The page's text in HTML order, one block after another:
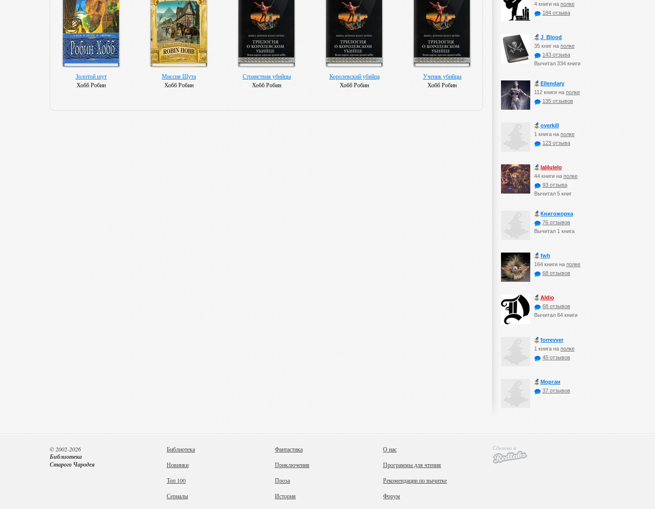
Золотой шут
Хобб Робин
Миссия Шута
Хобб Робин
Странствия убийцы
Хобб Робин
Королевский убийца
Хобб Робин
Ученик убийцы
Хобб Робин
4 книги на полке
184 отзыва
J_Blood
35 книг на полке
143 отзыва
Вычитал 334 книги
Ellendary
112 книги на полке
135 отзывов
оverkill
1 книга на полке
123 отзыва
lalilulelo
44 книги на полке
93 отзыва
Вычитал 5 книг
Книгожорка
76 отзывов
Вычитал 1 книга
fwh
164 книги на полке
68 отзывов
Aldio
68 отзывов
Вычитал 84 книги
forrevver
1 книга на полке
45 отзывов
Морган
37 отзывов
Библиотека
Новинки
Топ 100
Сериалы
Фантастика
Приключения
Проза
История
О нас
Программы для чтения
Рекомендации по вычитке
Форум
© 2002-2026
Библиотека
Старого Чародея
Сделано в